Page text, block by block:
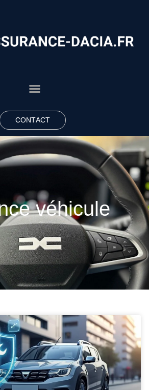
CONTACT
véhicule